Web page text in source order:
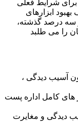
شرایط فعلی
ابزارهای
سه درصد گذشته،
را می طلبد
آسیب دیدگی ،
های کامل اداره پست
دیدگی و مغایرت